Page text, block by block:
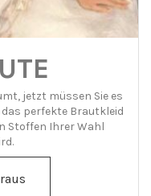
jetzt müssen Sie es
das perfekte Brautkleid
Stoffen Ihrer Wahl